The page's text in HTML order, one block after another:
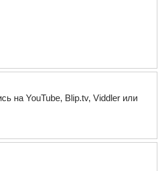
на YouTube, Blip.tv, Viddler или